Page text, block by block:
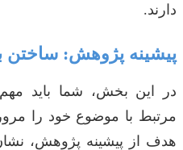
دارند.
پیشینه پژوهش: ساختن
در این بخش، شما باید
مرتبط با موضوع خود را
هدف از پیشینه پژوهش،